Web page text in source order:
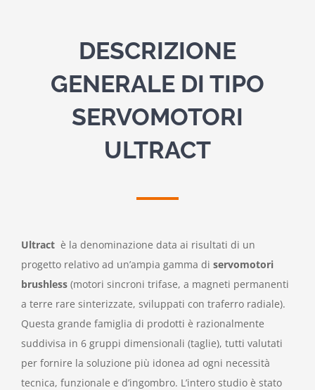
DESCRIZIONE
GENERALE DI TIPO
SERVOMOTORI
ULTRACT
Ultract è la denominazione data ai risultati di un
progetto relativo ad un’ampia gamma di servomotori
brushless (motori sincroni trifase, a magneti permanenti
a terre rare sinterizzate, sviluppati con traferro radiale).
Questa grande famiglia di prodotti è razionalmente
suddivisa in 6 gruppi dimensionali (taglie), tutti valutati
per fornire la soluzione più idonea ad ogni necessità
tecnica, funzionale e d’ingombro. L’intero studio è stato